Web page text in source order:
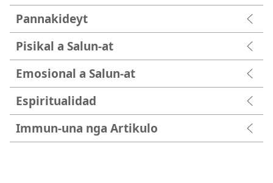
Pannakideyt
Pisikal a Salun-at
Emosional a Salun-at
Espiritualidad
Immun-una nga Artikulo